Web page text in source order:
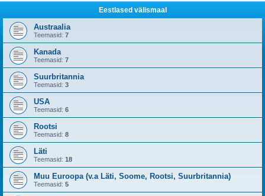
Eestlased välismaal
Austraalia
Teemasid: 7
Kanada
Teemasid: 7
Suurbritannia
Teemasid: 3
USA
Teemasid: 6
Rootsi
Teemasid: 8
Läti
Teemasid: 18
Muu Euroopa (v.a Läti, Soome, Rootsi, Suurbritannia)
Teemasid: 5